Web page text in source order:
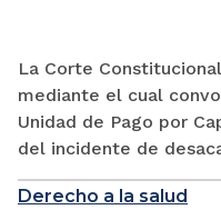
La Corte
mediante el cual
Unidad de Pago por
del incidente de
Derecho a la salud